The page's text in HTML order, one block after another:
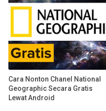
Cara Nonton Chanel National
Geographic Secara Gratis
Lewat Android